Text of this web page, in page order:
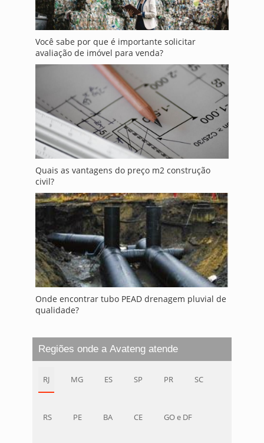
Você sabe por que é importante solicitar
avaliação de imóvel para venda?
Quais as vantagens do preço m2 construção
civil?
Onde encontrar tubo PEAD drenagem pluvial de
qualidade?
Regiões onde a Avateng atende
RJ MG ES SP PR SC
RS PE BA CE GO e DF